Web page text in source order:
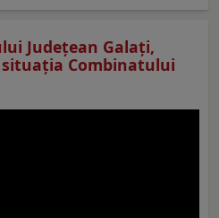
Judeţean Galaţi,
situaţia Combinatului